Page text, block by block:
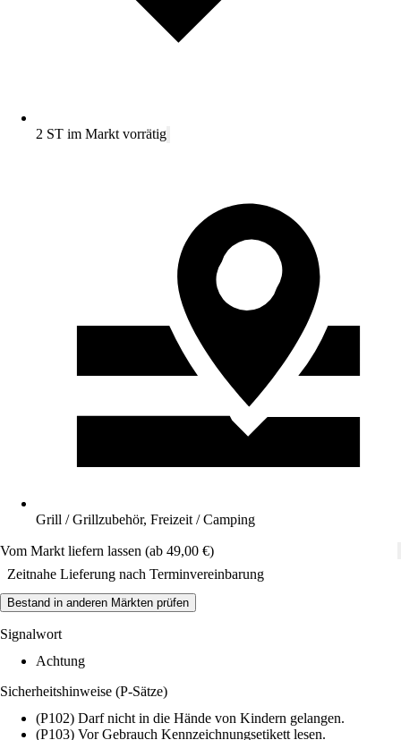
2 ST im Markt vorrätig
Grill / Grillzubehör, Freizeit / Camping
Vom Markt liefern lassen (ab 49,00 €)
Zeitnahe Lieferung nach Terminvereinbarung
Bestand in anderen Märkten prüfen
Signalwort
Achtung
Sicherheitshinweise (P-Sätze)
(P102) Darf nicht in die Hände von Kindern gelangen.
(P103) Vor Gebrauch Kennzeichnungsetikett lesen.